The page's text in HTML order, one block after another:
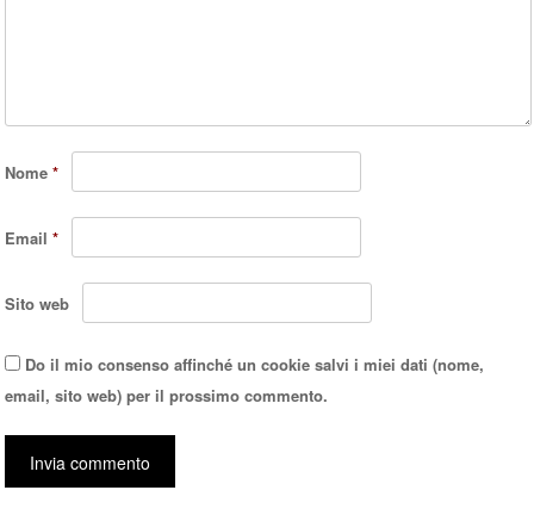
Nome*
Email*
Sito web
Do il mio consenso affinché un cookie salvi i miei dati (nome,
email, sito web) per il prossimo commento.